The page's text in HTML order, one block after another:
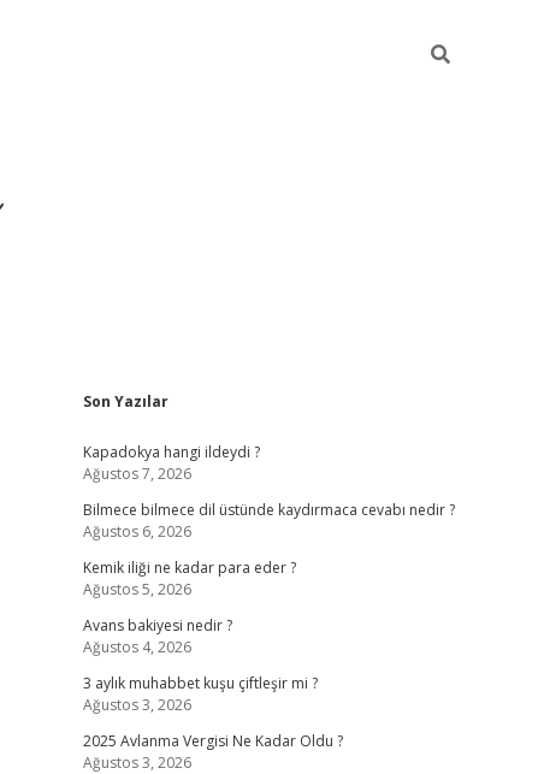
Sidebar
Son Yazılar
Kapadokya hangi ildeydi ?
Ağustos 7, 2026
Bilmece bilmece dil üstünde kaydırmaca cevabı nedir ?
Ağustos 6, 2026
Kemik iliği ne kadar para eder ?
Ağustos 5, 2026
Avans bakiyesi nedir ?
Ağustos 4, 2026
3 aylık muhabbet kuşu çiftleşir mi ?
Ağustos 3, 2026
2025 Avlanma Vergisi Ne Kadar Oldu ?
Ağustos 3, 2026